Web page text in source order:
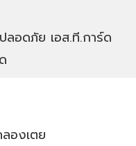
อดภัย เอส.ที.การ์ด
องเตย